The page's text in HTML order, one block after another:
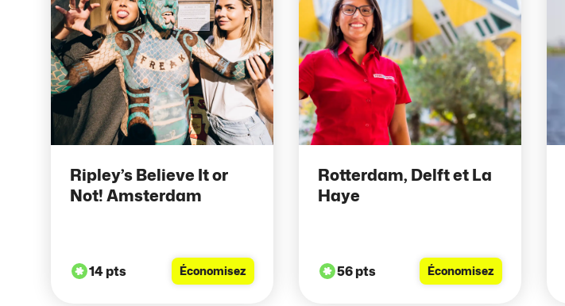
Ripley’s Believe It or
Not! Amsterdam
14 pts Économisez
Rotterdam, Delft et La
Haye
56 pts Économisez